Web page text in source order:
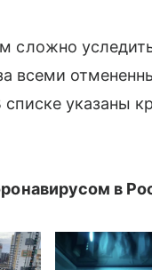
сложно
всеми
указаны
в